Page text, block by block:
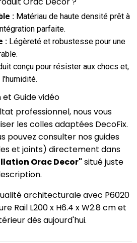
: Matériau de haute densité prêt à
parfaite.
: Légèreté et robustesse pour une
conçu pour résister aux chocs et,
Guide vidéo
professionnel, nous vous
les colles adaptées DecoFix.
pouvez consulter nos guides
et joints) directement dans
Orac Decor" situé juste
architecturale avec P6020
Rail L200 x H6.4 x W2.8 cm et
dès aujourd'hui.